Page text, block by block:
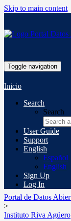
Skip to main content
Toggle navigation
Inicio
Search
Search
User Guide
Support
English
Español
English
Sign Up
Log In
Portal de Datos
>
Instituto Riva Agüero